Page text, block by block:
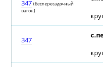
347 (беспересадочный
вагон)
347